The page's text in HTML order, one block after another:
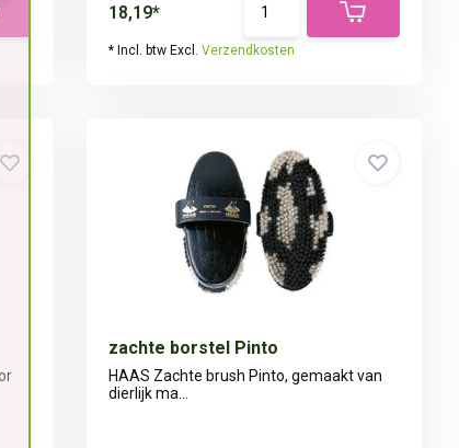
18,19*
* Incl. btw Excl.Verzendkosten
zachte borstel Pinto
HAAS Zachte brush Pinto, gemaakt van
dierlijk ma...